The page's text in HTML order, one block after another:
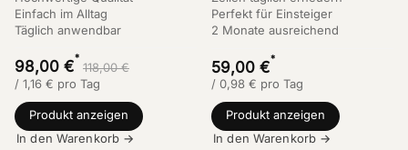
Einfach im Alltag
Täglich anwendbar
98,00 €*
118,00 €
/ 1,16 € pro Tag
Produkt anzeigen
In den Warenkorb →
Perfekt für Einsteiger
2 Monate ausreichend
59,00 €*
/ 0,98 € pro Tag
Produkt anzeigen
In den Warenkorb →